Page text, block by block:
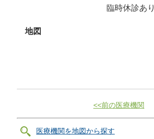
臨時休診あり
地図
<<前の医療機関
医療機関を地図から探す